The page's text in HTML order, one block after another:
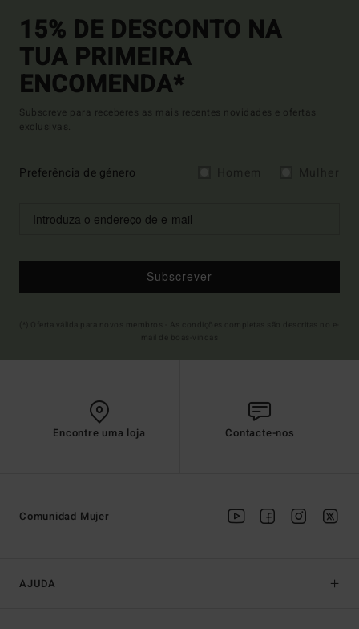
15% DE DESCONTO NA
TUA PRIMEIRA
ENCOMENDA*
Subscreve para receberes as mais recentes novidades e ofertas
exclusivas.
Preferência de género
Subscrever
Encontre uma loja Contacte-nos
AJUDA
Comunidad Mujer